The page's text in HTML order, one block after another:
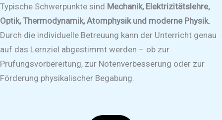
Typische Schwerpunkte sind Mechanik, Elektrizitätslehre,
Optik, Thermodynamik, Atomphysik und moderne Physik.
Durch die individuelle Betreuung kann der Unterricht genau
auf das Lernziel abgestimmt werden – ob zur
Prüfungsvorbereitung, zur Notenverbesserung oder zur
Förderung physikalischer Begabung.